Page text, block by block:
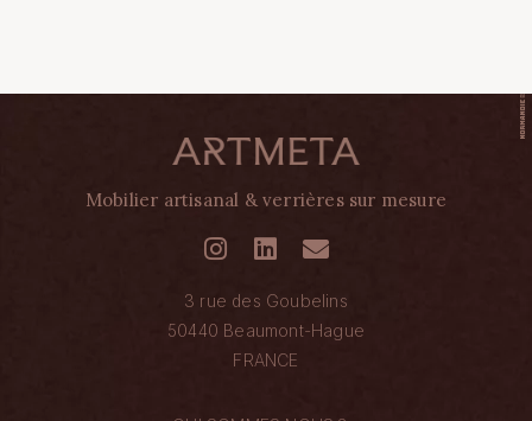
Mobilier artisanal & verrières sur mesure
3 rue des Goubelins
50440 Beaumont-Hague
FRANCE